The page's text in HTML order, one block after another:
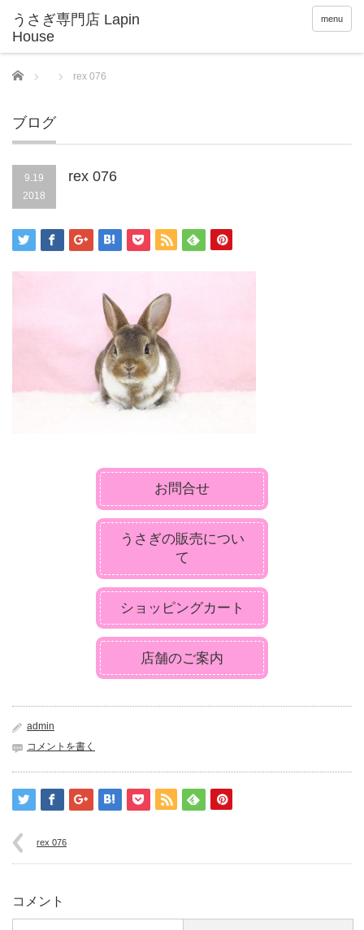
menu
Home rex 076
ブログ
9.19
2018
rex 076
お問合せ
うさぎの販売につい
て
ショッピングカート
店舗のご案内
admin
コメントを書く
rex 076
コメント